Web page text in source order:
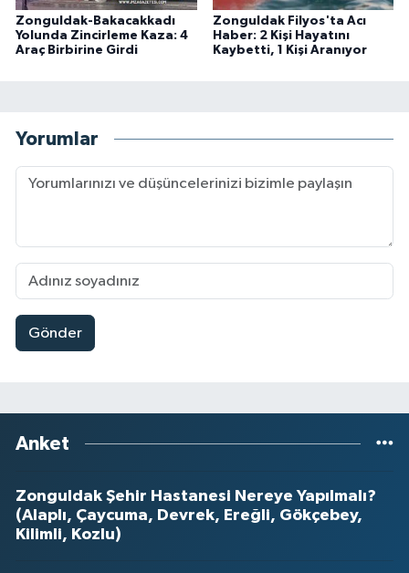
Zonguldak-Bakacakkadı
Yolunda Zincirleme Kaza: 4
Araç Birbirine Girdi
Zonguldak Filyos'ta Acı
Haber: 2 Kişi Hayatını
Kaybetti, 1 Kişi Aranıyor
Yorumlar
Gönder
Anket
Zonguldak Şehir Hastanesi Nereye Yapılmalı?
(Alaplı, Çaycuma, Devrek, Ereğli, Gökçebey,
Kilimli, Kozlu)